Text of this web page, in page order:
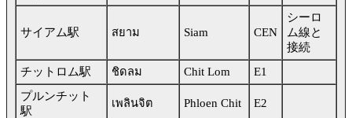
サイアム駅 สยาม Siam CEN
シーロ
ム線と
接続
チットロム駅
ชิดลม Chit Lom
E1
プルンチット
駅
เพลินจิต Phloen Chit E2